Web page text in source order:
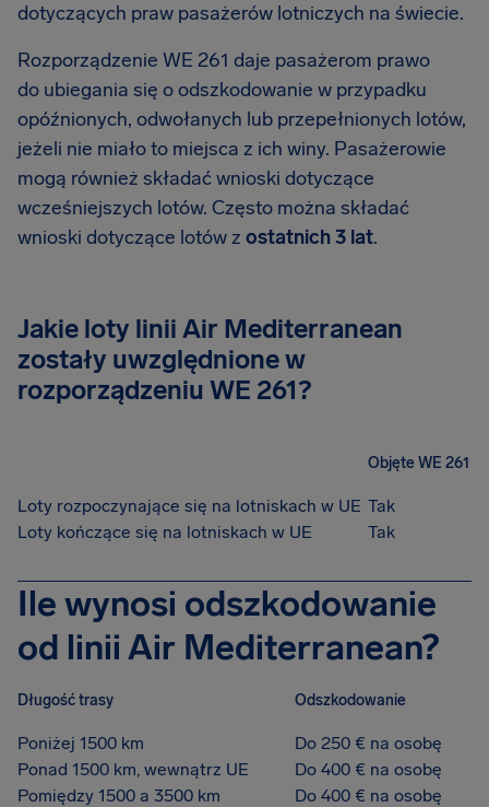
dotyczących praw pasażerów lotniczych na świecie.
Rozporządzenie WE 261 daje pasażerom prawo
do ubiegania się o odszkodowanie w przypadku
opóźnionych, odwołanych lub przepełnionych lotów,
jeżeli nie miało to miejsca z ich winy. Pasażerowie
mogą również składać wnioski dotyczące
wcześniejszych lotów. Często można składać
wnioski dotyczące lotów z ostatnich 3 lat.
Jakie loty linii Air Mediterranean
zostały uwzględnione w
rozporządzeniu WE 261?
Objęte WE 261
Loty rozpoczynające się na lotniskach w UE Tak
Loty kończące się na lotniskach w UE
Tak
Ile wynosi odszkodowanie
od linii Air Mediterranean?
Długość trasy Odszkodowanie
Poniżej 1500 km
Do 250 € na osobę
Ponad 1500 km, wewnątrz UE
Do 400 € na osobę
Pomiędzy 1500 a 3500 km
Do 400 € na osobę